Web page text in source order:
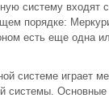
систему входят
порядке:
есть еще одна
системе играет
системы.